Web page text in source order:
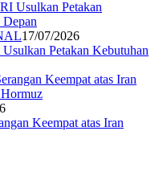
17/07/2026
Petakan Kebutuhan
Keempat atas Iran